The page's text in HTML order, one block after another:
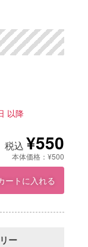
以降
税込 ¥550
本体価格：¥500
ートに入れる
ー